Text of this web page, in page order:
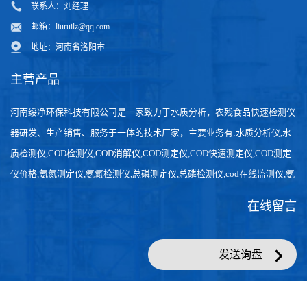
联系人：刘经理
邮箱： liuruilz@qq.com
地址：河南省洛阳市
主营产品
河南绥净环保科技有限公司是一家致力于水质分析，农残食品快速检测仪
器研发、生产销售、服务于一体的技术厂家，主要业务有:水质分析仪,水
质检测仪,COD检测仪,COD消解仪,COD测定仪,COD快速测定仪,COD测定
仪价格,氨氮测定仪,氨氮检测仪,总磷测定仪,总磷检测仪,cod在线监测仪,氨
在线留言
发送询盘